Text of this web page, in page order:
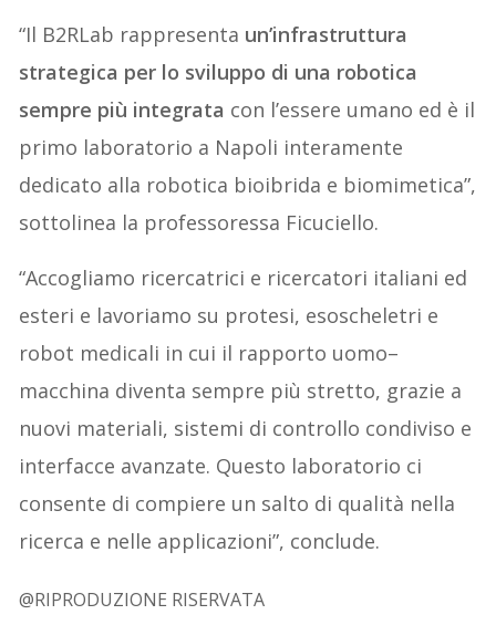
“Il B2RLab rappresenta un’infrastruttura
strategica per lo sviluppo di una robotica
sempre più integrata con l’essere umano ed è il
primo laboratorio a Napoli interamente
dedicato alla robotica bioibrida e biomimetica”,
sottolinea la professoressa Ficuciello.
“Accogliamo ricercatrici e ricercatori italiani ed
esteri e lavoriamo su protesi, esoscheletri e
robot medicali in cui il rapporto uomo–
macchina diventa sempre più stretto, grazie a
nuovi materiali, sistemi di controllo condiviso e
interfacce avanzate. Questo laboratorio ci
consente di compiere un salto di qualità nella
ricerca e nelle applicazioni”, conclude.
@RIPRODUZIONE RISERVATA